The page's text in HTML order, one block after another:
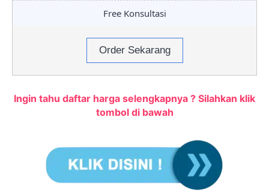
Free Konsultasi
Order Sekarang
Ingin tahu daftar harga selengkapnya ? Silahkan klik
tombol di bawah